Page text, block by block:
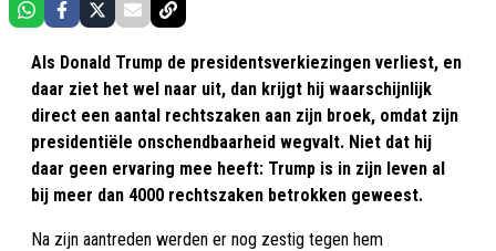
Als Donald Trump de presidentsverkiezingen verliest, en
daar ziet het wel naar uit, dan krijgt hij waarschijnlijk
direct een aantal rechtszaken aan zijn broek, omdat zijn
presidentiële onschendbaarheid wegvalt. Niet dat hij
daar geen ervaring mee heeft: Trump is in zijn leven al
bij meer dan 4000 rechtszaken betrokken geweest.
Na zijn aantreden werden er nog zestig tegen hem